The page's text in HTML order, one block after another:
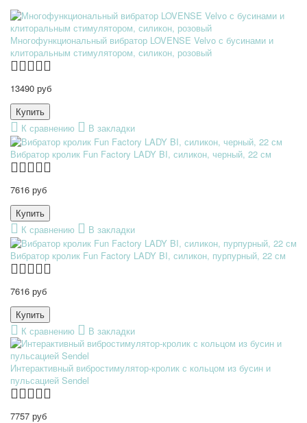
Многофункциональный вибратор LOVENSE Velvo с бусинами и
клиторальным стимулятором, силикон, розовый
13490 руб
К сравнению
В закладки
Вибратор кролик Fun Factory LADY BI, силикон, черный, 22 см
7616 руб
К сравнению
В закладки
Вибратор кролик Fun Factory LADY BI, силикон, пурпурный, 22 см
7616 руб
К сравнению В закладки
Интерактивный вибростимулятор-кролик с кольцом из бусин и
пульсацией Sendel
7757 руб